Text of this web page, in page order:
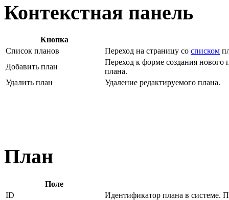
Контекстная панель
Кнопка
Список планов
Переход на страницу со списком
Добавить план
Переход к форме создания
плана.
Удалить план
Удаление редактируемого плана.
План
Поле
ID
Идентификатор плана в системе.